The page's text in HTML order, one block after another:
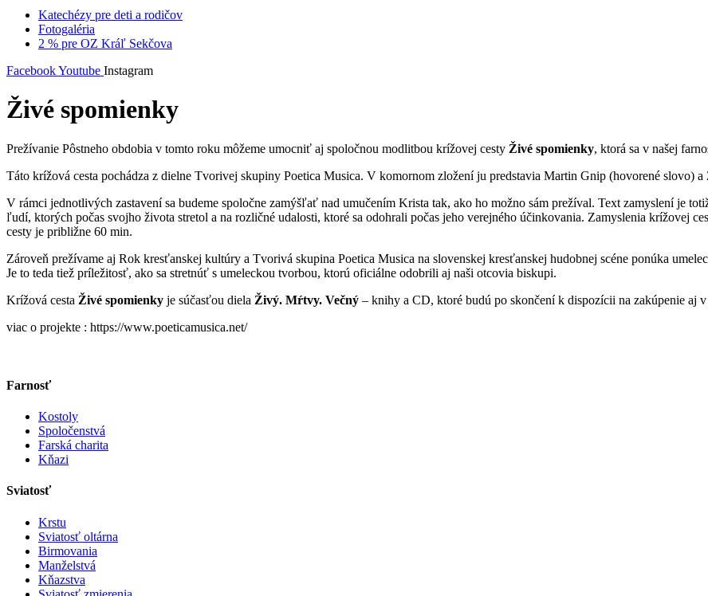
Katechézy pre deti a rodičov
Fotogaléria
2 % pre OZ Kráľ Sekčova
FacebookYoutube Instagram
Živé spomienky
Prežívanie Pôstneho obdobia v tomto roku môžeme umocniť aj spoločnou modlitbou krížovej cesty Živé spomienky, ktorá sa v našej
Táto krížová cesta pochádza z dielne Tvorivej skupiny Poetica Musica. V komornom zložení ju predstavia Martin Gnip (hovorené slovo) a
V rámci jednotlivých zastavení sa budeme spoločne zamýšľať nad umučením Krista tak, ako ho možno sám prežíval. Text zamyslení je
ľudí, ktorých počas svojho života stretol a na rozličné udalosti, ktoré sa odohrali počas jeho verejného účinkovania. Zamyslenia krížovej
cesty je približne 60 min.
Zároveň prežívame aj Rok kresťanskej kultúry a Tvorivá skupina Poetica Musica na slovenskej kresťanskej hudobnej scéne ponúka
Je to teda tiež príležitosť, ako sa stretnúť s umeleckou tvorbou, ktorú oficiálne odobrili aj naši otcovia biskupi.
Krížová cesta Živé spomienky je súčasťou diela Živý. Mŕtvy. Večný – knihy a CD, ktoré budú po skončení k dispozícii na zakúpenie aj v
viac o projekte : https://www.poeticamusica.net/
Farnosť
Kostoly
Spoločenstvá
Farská charita
Kňazi
Sviatosť
Krstu
Sviatosť oltárna
Birmovania
Manželstvá
Kňazstva